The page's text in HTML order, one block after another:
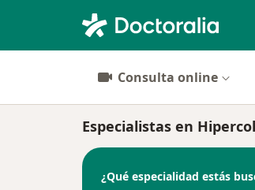
Consulta online
Especialistas en
¿Qué especialidad estás